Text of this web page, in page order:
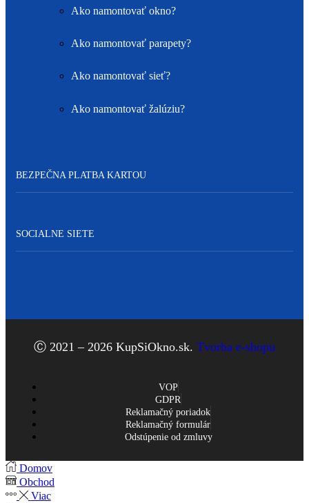
Ako namontovať okno?
Ako namontovať parapety?
Ako namontovať sieť?
Ako namontovať žalúziu?
BEZPEČNA PLATBA KARTOU
SOCIALNE SIETE
Ⓒ 2021 – 2026 KupSiOkno.sk. Tvorba e-shopu
VOP
GDPR
Reklamačný poriadok
Reklamačný formulár
Odstúpenie od zmluvy
Domov
Obchod
Viac